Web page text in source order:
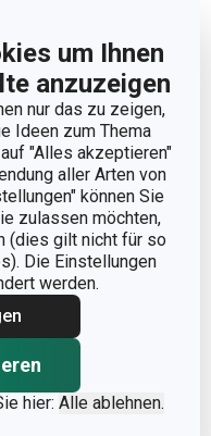
um Ihnen
anzuzeigen
nur das zu zeigen,
Ideen zum Thema
"Alles akzeptieren"
aller Arten von
können Sie
zulassen möchten,
(dies gilt nicht für so
Die Einstellungen
werden.
hier: Alle ablehnen.
Balkon, das
erstklassigem
eine 3-Jahres-
241, 760 01 Zlín;